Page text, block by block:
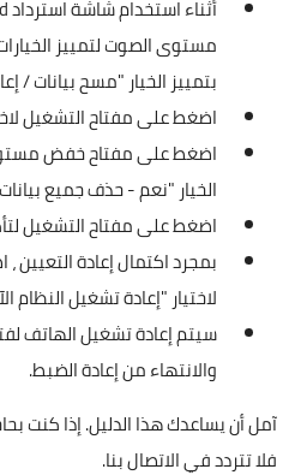
مستوى الصوت لتمييز
بتمييز الخيار "مسح بيانات /
اضغط على مفتاح التشغيل
اضغط على مفتاح خفض
الخيار "نعم - حذف جميع
اضغط على مفتاح التشغيل
بمجرد اكتمال إعادة
لاختيار "إعادة تشغيل النظام
سيتم إعادة تشغيل الهاتف
والانتهاء من إعادة الضبط.
آمل أن يساعدك هذا الدليل. إذا كنت
فلا تتردد في الاتصال بنا.